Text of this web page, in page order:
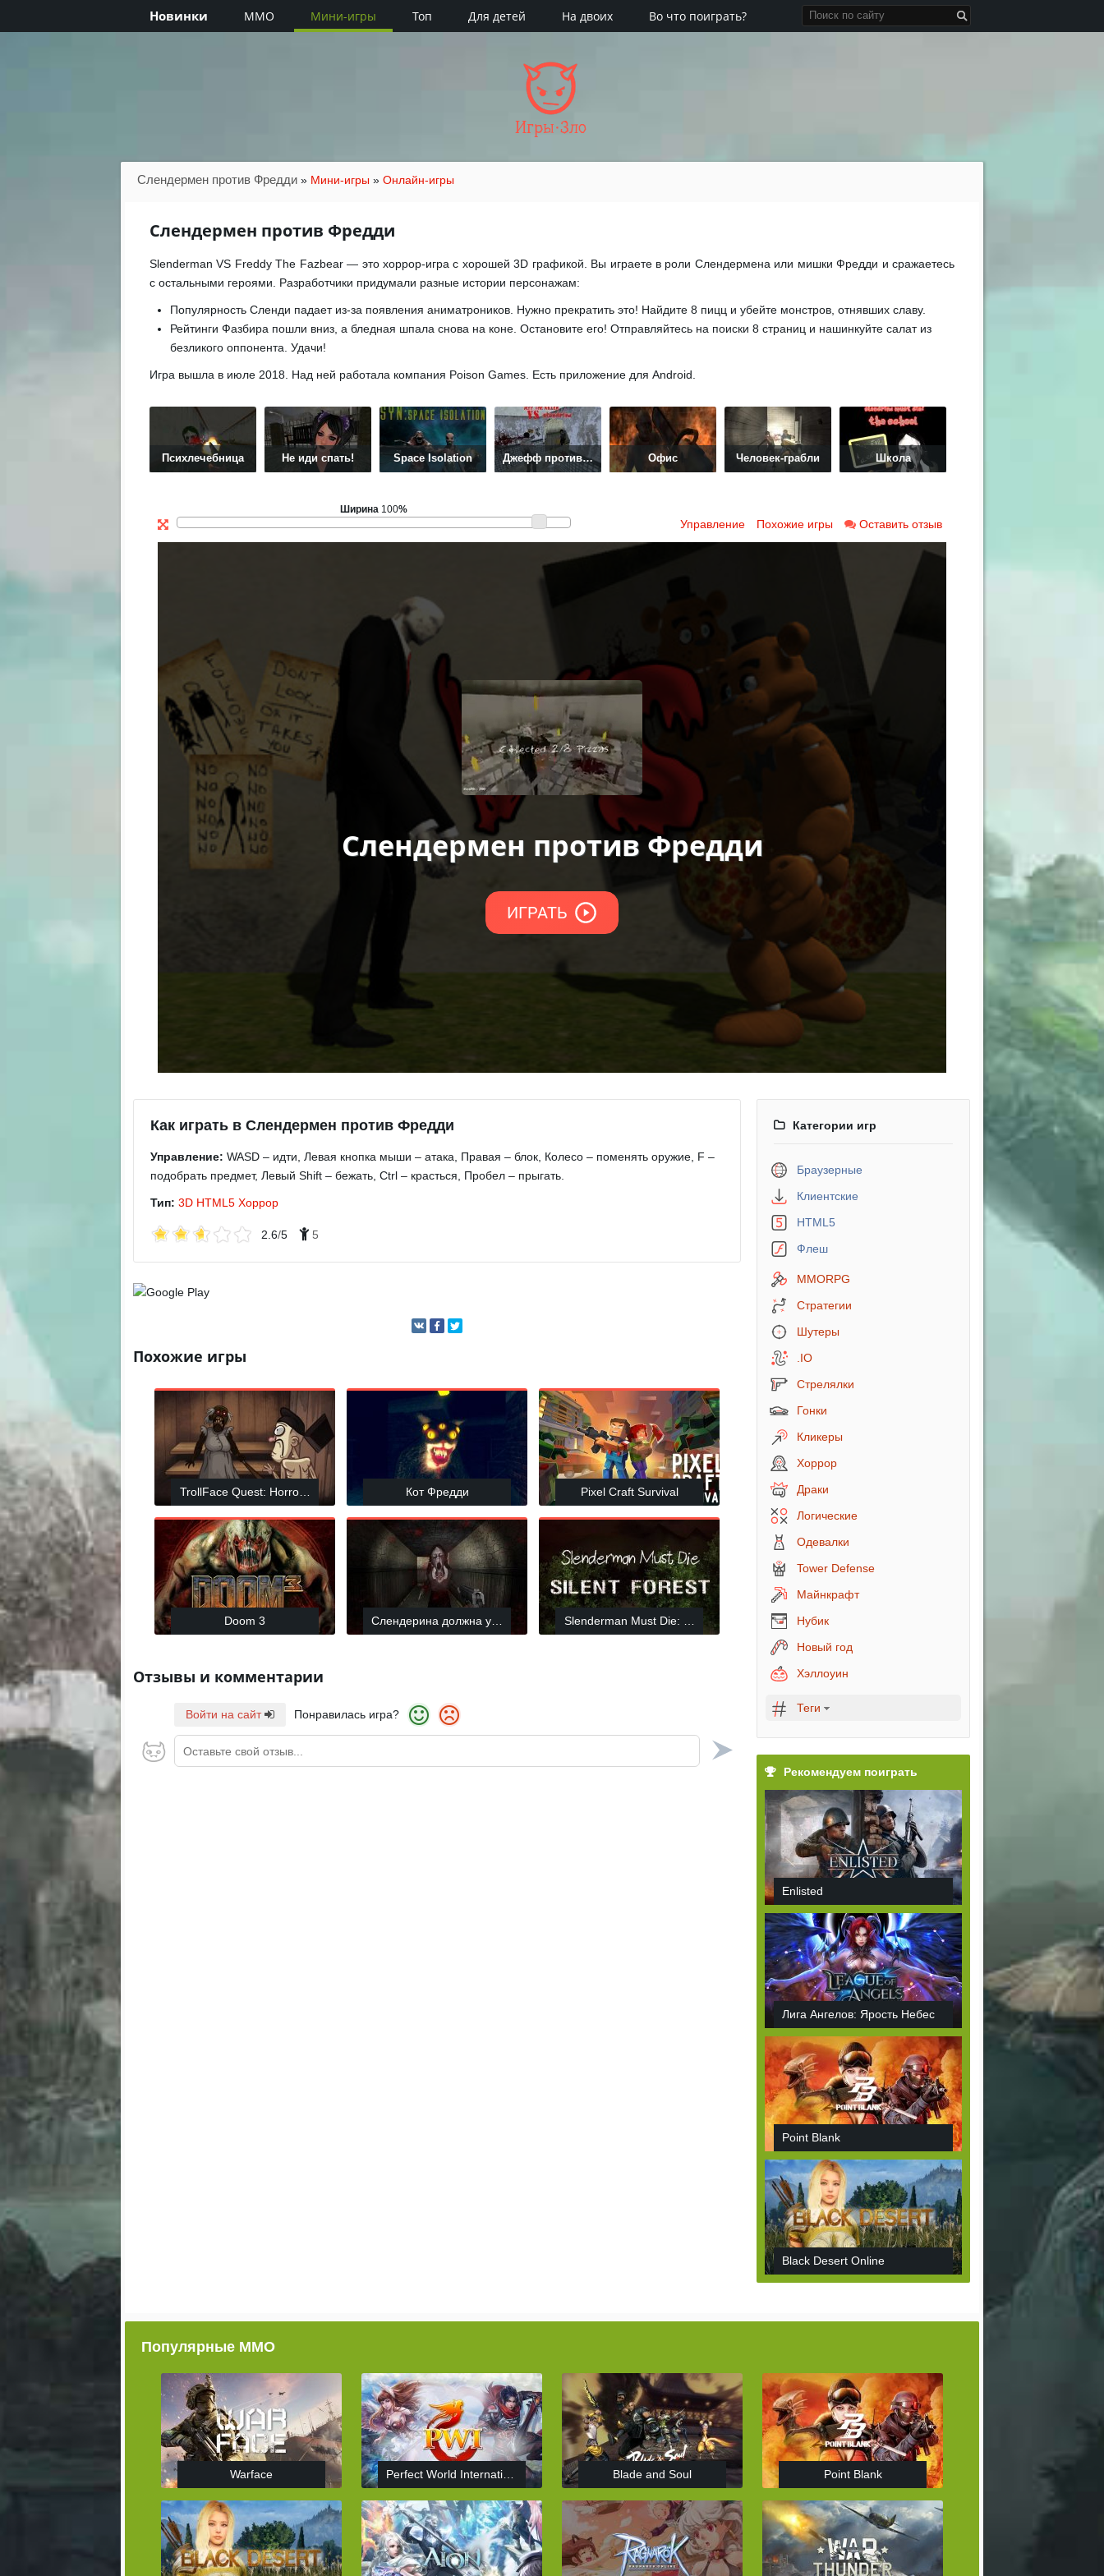
Новинки MMO Мини-игры Топ Для детей На двоих Во что поиграть?
Игры·Зло
Слендермен против Фредди » Мини-игры » Онлайн-игры
Слендермен против Фредди
Slenderman VS Freddy The Fazbear — это хоррор-игра с хорошей 3D графикой. Вы играете в роли Слендермена или мишки Фредди и сражаетесь
с остальными героями. Разработчики придумали разные истории персонажам:
Популярность Сленди падает из-за появления аниматроников. Нужно прекратить это! Найдите 8 пицц и убейте монстров, отнявших славу.
Рейтинги Фазбира пошли вниз, а бледная шпала снова на коне. Остановите его! Отправляйтесь на поиски 8 страниц и нашинкуйте салат из
безликого оппонента. Удачи!
Игра вышла в июле 2018. Над ней работала компания Poison Games. Есть приложение для Android.
Психлечебница Не иди спать! Space Isolation Джефф против Слендерины Офис Человек-грабли Школа
Ширина 100%
Управление Похожие игры Оставить отзыв
Как играть в Слендермен против Фредди
Управление: WASD – идти, Левая кнопка мыши – атака, Правая – блок, Колесо – поменять оружие, F –
подобрать предмет, Левый Shift – бежать, Ctrl – красться, Пробел – прыгать.
Тип: 3D HTML5 Хоррор
2.6/5 5
Похожие игры
TrollFace Quest: Horror 3 Кот Фредди Pixel Craft Survival
Doom 3 Слендерина должна умереть: Дом Slenderman Must Die: Silent Forest
Отзывы и комментарии
Войти на сайт Понравилась игра?
Оставьте свой отзыв...
Категории игр
Браузерные
Клиентские
HTML5
Флеш
MMORPG
Стратегии
Шутеры
.IO
Стрелялки
Гонки
Кликеры
Хоррор
Драки
Логические
Одевалки
Tower Defense
Майнкрафт
Нубик
Новый год
Хэллоуин
Теги
Рекомендуем поиграть
Enlisted
Лига Ангелов: Ярость Небес
Point Blank
Black Desert Online
Популярные ММО
Warface Blade and Soul Point Blank